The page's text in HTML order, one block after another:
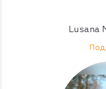
Lusana